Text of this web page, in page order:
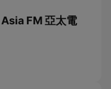
FM 亞太電